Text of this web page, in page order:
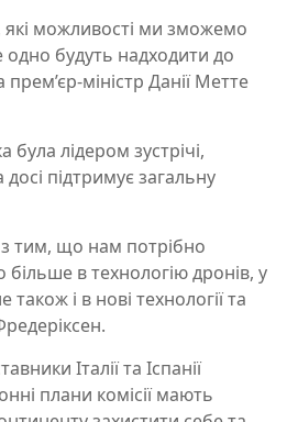
які можливості ми зможемо
будуть надходити до
міністр Данії Метте
була лідером зустрічі,
підтримує загальну
тим, що нам потрібно
більше в технологію дронів, у
і в нові технології та
Італії та Іспанії
плани комісії мають